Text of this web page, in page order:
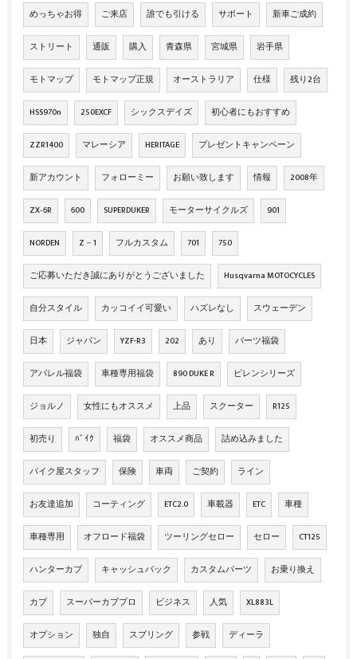
めっちゃお得 ご来店 誰でも引ける サポート 新車ご成約
ストリート 通販 購入 青森県 宮城県 岩手県
モトマップ モトマップ正規 オーストラリア 仕様 残り2台
HSS970n 250EXCF シックスデイズ 初心者にもおすすめ
ZZR1400 マレーシア HERITAGE プレゼントキャンペーン
新アカウント フォローミー お願い致します 情報 2008年
ZX‐6R 600 SUPERDUKER モーターサイクルズ 901
NORDEN Z－1 フルカスタム 701 750
ご応募いただき誠にありがとうございました Husqvarna MOTOCYCLES
自分スタイル カッコイイ可愛い ハズレなし スウェーデン
日本 ジャパン YZF-R3 202 あり パーツ福袋
アパレル福袋 車種専用福袋 890 DUKE R ピレンシリーズ
ジョルノ 女性にもオススメ 上品 スクーター R125
初売り ﾊﾞｲｸ 福袋 オススメ商品 詰め込みました
バイク屋スタッフ 保険 車両 ご契約 ライン
お友達追加 コーティング ETC2.0 車載器 ETC 車種
車種専用 オフロード福袋 ツーリングセロー セロー CT125
ハンターカブ キャッシュバック カスタムパーツ お乗り換え
カブ スーパーカブプロ ビジネス 人気 XL883L
オプション 独自 スプリング 参戦 ディーラ